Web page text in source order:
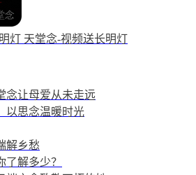
灯 天堂念-视频送长明灯
念让母爱从未走远
以思念温暖时光
解乡愁
了解多少？